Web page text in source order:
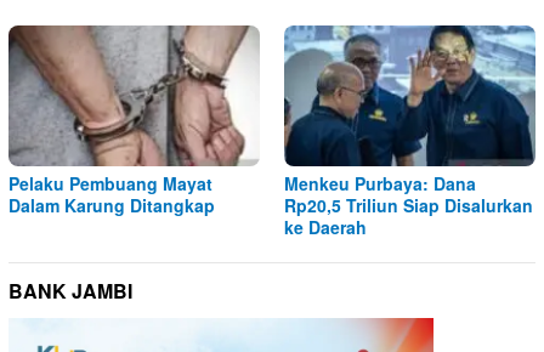
Pelaku Pembuang Mayat
Dalam Karung Ditangkap
Menkeu Purbaya: Dana
Rp20,5 Triliun Siap Disalurkan
ke Daerah
BANK JAMBI